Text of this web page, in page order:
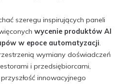
szeregu inspirujących paneli
wycenie produktów AI
w epoce automatyzacji
wymiany doświadczeń
i przedsiębiorcami,
innowacyjnego